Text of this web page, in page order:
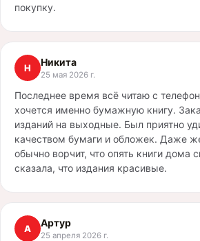
покупку.
Н Никита
25 мая 2026 г.
Последнее время всё читаю с
хочется именно бумажную книгу.
изданий на выходные. Был приятно
качеством бумаги и обложек. Даже
обычно ворчит, что опять книги дома
сказала, что издания красивые.
А Артур
25 апреля 2026 г.